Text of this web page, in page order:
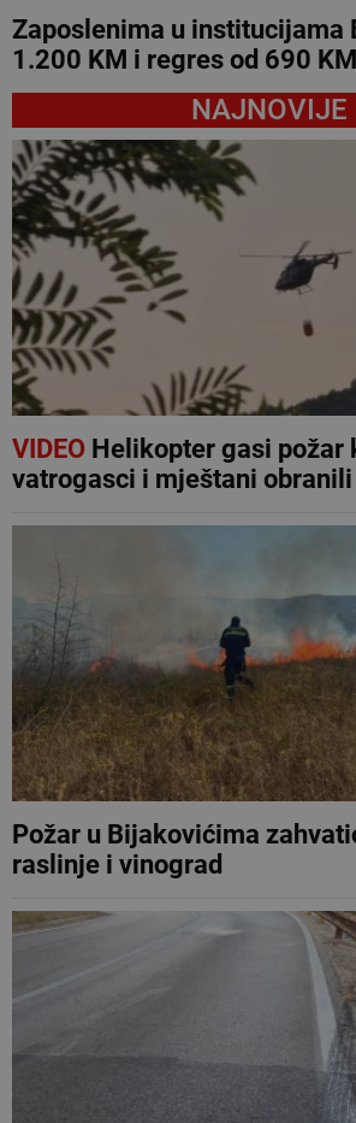
Zaposlenima u institucijama
1.200 KM i regres od 690 KM
NAJNOVIJE
VIDEOHelikopter gasi požar
vatrogasci i mještani
Požar u Bijakovićima
raslinje i vinograd